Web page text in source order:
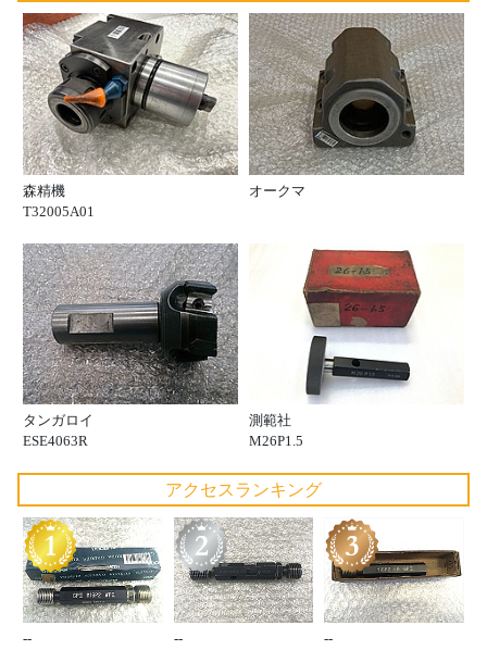
森精機
T32005A01
オークマ
タンガロイ
ESE4063R
測範社
M26P1.5
アクセスランキング
--
--
--